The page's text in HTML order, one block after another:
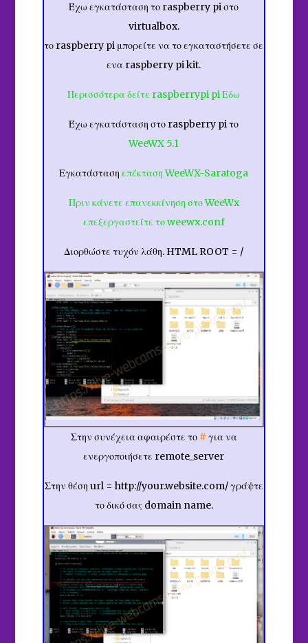
Έχω εγκατάσταση το raspberry pi στο
virtualbox.
το raspberry pi μπορείτε να το εγκαταστήσετε σε
ενα raspberry pi kit.
Περισσότερα δείτε raspberrypi piΕδω
Έχω εγκατάσταση στο raspberry pi το
WeeWX 5.1
Εγκατάστασηεπέκταση WeeWX-Saratoga
Πριν κάνετε επανεκκίνηση στο WeeWx
επεξεργαστείτε το weewx.conf
Διορθώστε τυχόν λάθη. HTML ROOT = /
Στην συνέχεια αφαιρέστε το # για να
ενεργοποιήσετε remote_server
Στην θέση url = http://your.website.com/ γράψτε
το δικό σας domain name.